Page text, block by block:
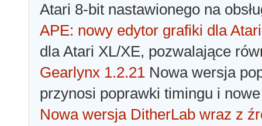
Atari 8-bit nastawionego na
APE: nowy edytor grafiki dla Atari
dla Atari XL/XE, pozwalające
Gearlynx 1.2.21 Nowa wersja
przynosi poprawki timingu i
Nowa wersja DitherLab wraz z